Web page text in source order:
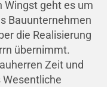
Wingst geht es um
Bauunternehmen
die Realisierung
übernimmt.
Zeit und
Wesentliche